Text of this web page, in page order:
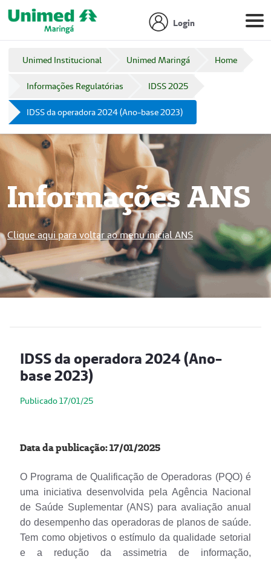
Login
Unimed Institucional Unimed Maringá Home
Informações Regulatórias IDSS 2025
IDSS da operadora 2024 (Ano-base 2023)
Informações ANS
Clique aqui para voltar ao menu inicial ANS
IDSS da operadora 2024 (Ano-
base 2023)
Publicado 17/01/25
Data da publicação: 17/01/2025
O Programa de Qualificação de Operadoras (PQO) é
uma iniciativa desenvolvida pela Agência Nacional
de Saúde Suplementar (ANS) para avaliação anual
do desempenho das operadoras de planos de saúde.
Tem como objetivos o estímulo da qualidade setorial
e a redução da assimetria de informação,